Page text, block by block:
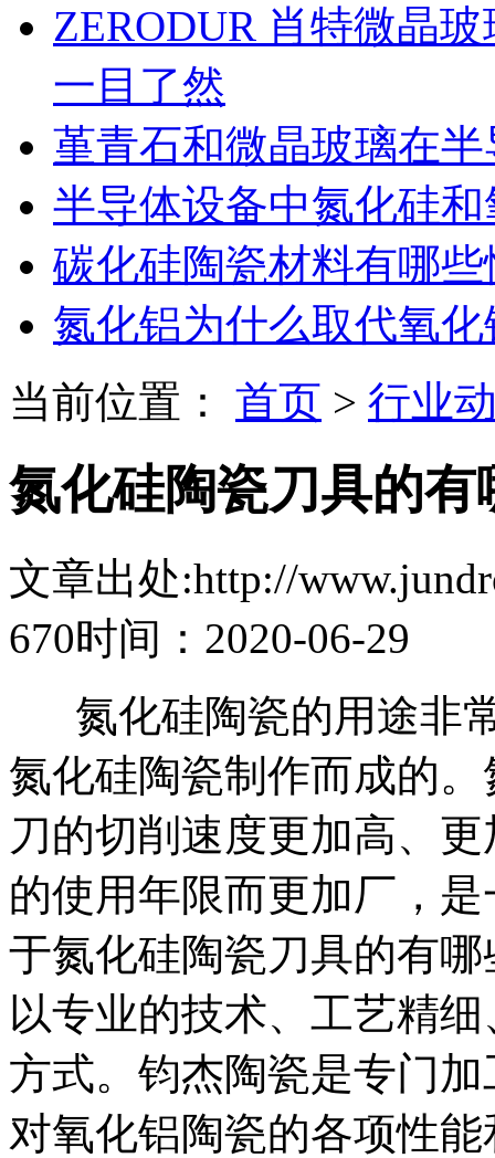
ZERODUR 肖特微晶
一目了然
堇青石和微晶玻璃在
半导体设备中氮化硅
碳化硅陶瓷材料有哪
氮化铝为什么取代氧化
当前位置：
首页 > 行业
氮化硅陶瓷刀具的有
文章出处:http://
670时间：2020-06-29
氮化硅陶瓷的用途非
氮化硅陶瓷制作而成的
刀的切削速度更加高、
的使用年限而更加厂，
于氮化硅陶瓷刀具的有
以专业的技术、工艺精
方式。钧杰陶瓷是专门
对氧化铝陶瓷的各项性